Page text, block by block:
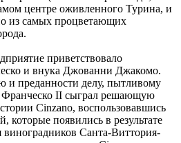
центре оживленного Турина, и
из самых процветающих
приветствовало
и внука Джованни Джакомо.
и преданности делу, пытливому
Франческо II сыграл решающую
Cinzano, воспользовавшись
которые появились в результате
виноградников Санта-Виттория-